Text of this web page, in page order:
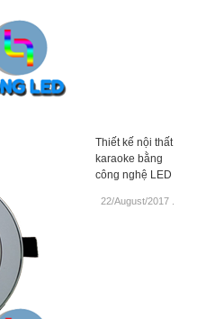
Thiết kế nội thất
karaoke bằng
công nghệ LED
22/August/2017 .